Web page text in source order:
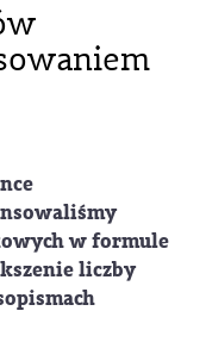
w formule
liczby